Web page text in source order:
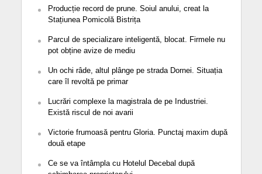
Producție record de prune. Soiul anului, creat la
Stațiunea Pomicolă Bistrița
Parcul de specializare inteligentă, blocat. Firmele nu
pot obține avize de mediu
Un ochi râde, altul plânge pe strada Dornei. Situația
care îl revoltă pe primar
Lucrări complexe la magistrala de pe Industriei.
Există riscul de noi avarii
Victorie frumoasă pentru Gloria. Punctaj maxim după
două etape
Ce se va întâmpla cu Hotelul Decebal după